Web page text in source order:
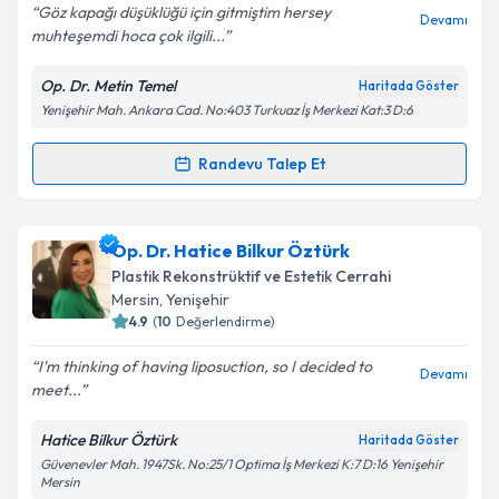
Kişisel verilerimin işlenmesine ilişkin
kapsamda işlenmesini kabul ediyorum.
Takvim Talebini Gönder
Göz kapağı düşüklüğü için gitmiştim hersey
muhteşemdi hoca çok ilgili...
Devamı
Op. Dr. Metin Temel Haritada Göster
Yenişehir Mah. Ankara Cad. No:403 Turkuaz İş Merkezi Kat:3 D:6
Randevu Talep Et
Randevu Takvimi Talebi
Op. Dr. Metin Temeliçin randevu takvimi talebi
oluşturun. Size bu uzmandan randevu almanız için bir
takvim hazırlandığında e-posta ile bilgilendireceğiz.
Kişisel verilerimin işlenmesine ilişkin
Aydınlatma
Metni'ni okudum ve kişisel verilerimin belirtilen
Op. Dr. Hatice Bilkur Öztürk
Plastik Rekonstrüktif ve Estetik Cerrahi
Mersin, Yenişehir
4.9 (10 Değerlendirme)
I'm thinking of having liposuction, so I decided to
meet...
Devamı
Hatice Bilkur Öztürk Haritada Göster
Güvenevler Mah. 1947Sk. No:25/1 Optima İş Merkezi K:7 D:16 Yenişehir
Mersin